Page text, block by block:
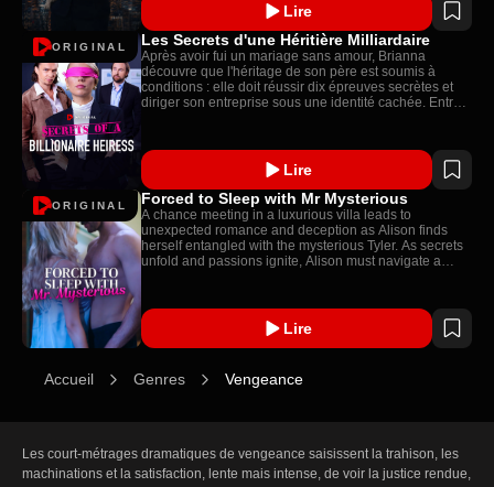
Lire
ORIGINAL Les Secrets d'une Héritière Milliardaire
Après avoir fui un mariage sans amour, Brianna
découvre que l'héritage de son père est soumis à
conditions : elle doit réussir dix épreuves secrètes et
diriger son entreprise sous une identité cachée. Entre
Lire
ORIGINAL Forced to Sleep with Mr Mysterious
A chance meeting in a luxurious villa leads to
unexpected romance and deception as Alison finds
herself entangled with the mysterious Tyler. As secrets
unfold and passions ignite, Alison must navigate a
Lire
Accueil Genres Vengeance
Les court-métrages dramatiques de vengeance saisissent la trahison, les
machinations et la satisfaction, lente mais intense, de voir la justice rendue,